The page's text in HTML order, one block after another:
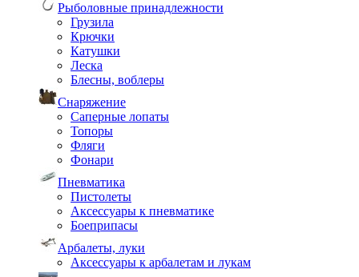
Рыболовные принадлежности
Грузила
Крючки
Катушки
Леска
Блесны, воблеры
Снаряжение
Саперные лопаты
Топоры
Фляги
Фонари
Пневматика
Пистолеты
Аксессуары к пневматике
Боеприпасы
Арбалеты, луки
Аксессуары к арбалетам и лукам